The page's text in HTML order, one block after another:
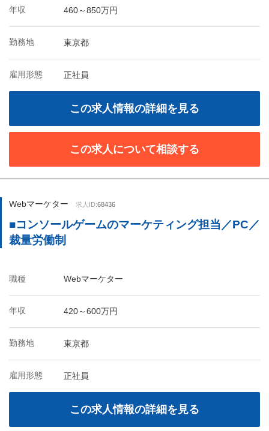
年収 460～850万円
勤務地 東京都
雇用形態 正社員
この求人情報の詳細を見る
この求人について相談する
Webマーケター 求人ID:68436
■コンソールゲームのマーケティング担当／PC／
裁量労働制
職種 Webマーケター
年収 420～600万円
勤務地 東京都
雇用形態 正社員
この求人情報の詳細を見る